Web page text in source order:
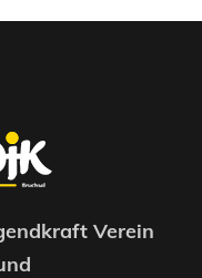
Verein